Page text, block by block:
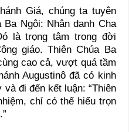
Giá, chúng ta tuyên
Ngôi: Nhân danh Cha
là trọng tâm trong đời
giáo. Thiên Chúa Ba
cao cả, vượt quá tầm
Augustinô đã có kinh
đi đến kết luận: “Thiên
chỉ có thể hiểu trọn